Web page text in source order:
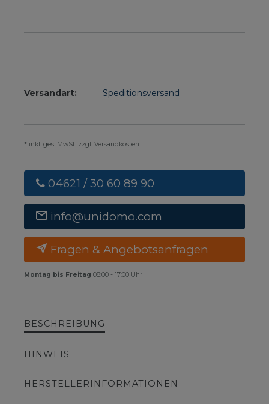
Versandart: Speditionsversand
* inkl. ges. MwSt. zzgl. Versandkosten
04621 / 30 60 89 90
info@unidomo.com
Fragen & Angebotsanfragen
Montag bis Freitag 08:00 - 17:00 Uhr
BESCHREIBUNG
HINWEIS
HERSTELLERINFORMATIONEN